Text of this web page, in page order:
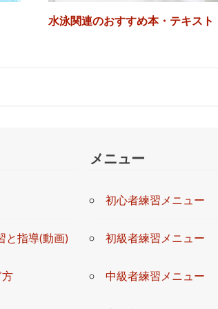
水泳関連のおすすめ本・テキスト
と指導(動画)
メニュー
初心者練習メニュー
初級者練習メニュー
中級者練習メニュー